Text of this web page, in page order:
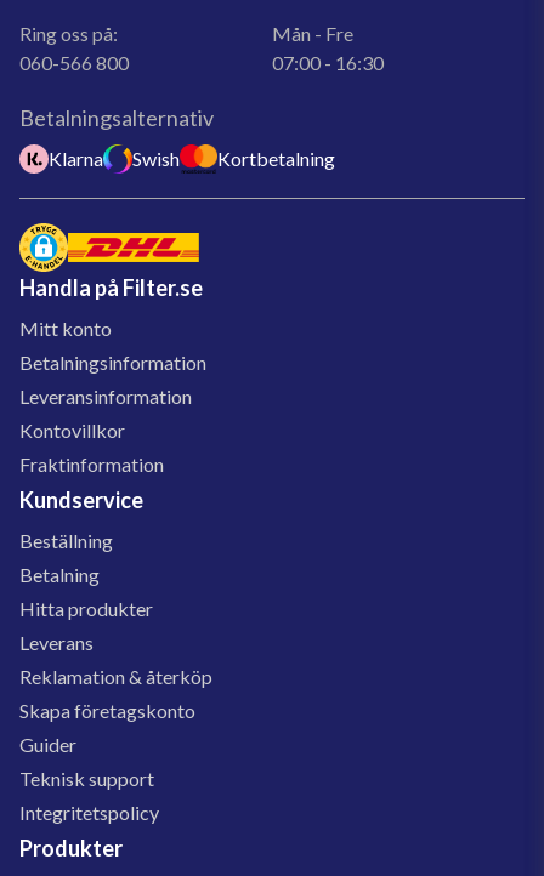
Ring oss på:
060-566 800
Mån - Fre
07:00 - 16:30
Betalningsalternativ
Klarna Swish Kortbetalning
Handla på Filter.se
Mitt konto
Betalningsinformation
Leveransinformation
Kontovillkor
Fraktinformation
Kundservice
Beställning
Betalning
Hitta produkter
Leverans
Reklamation & återköp
Skapa företagskonto
Guider
Teknisk support
Integritetspolicy
Produkter